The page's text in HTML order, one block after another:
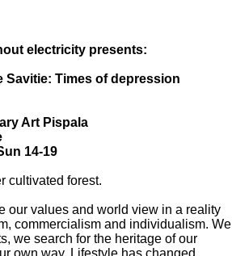
electricity presents:
Savitie: Times of depression
Art Pispala
14-19
cultivated forest.
our values and world view in a reality
commercialism and individualism. We
we search for the heritage of our